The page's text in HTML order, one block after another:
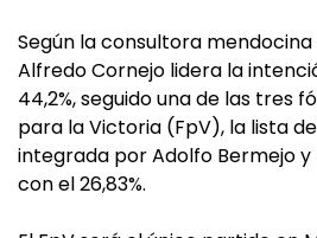
Según la consultora
Alfredo Cornejo lidera la
44,2%, seguido una de las tres
para la Victoria (FpV), la lista
integrada por Adolfo Bermejo y
con el 26,83%.